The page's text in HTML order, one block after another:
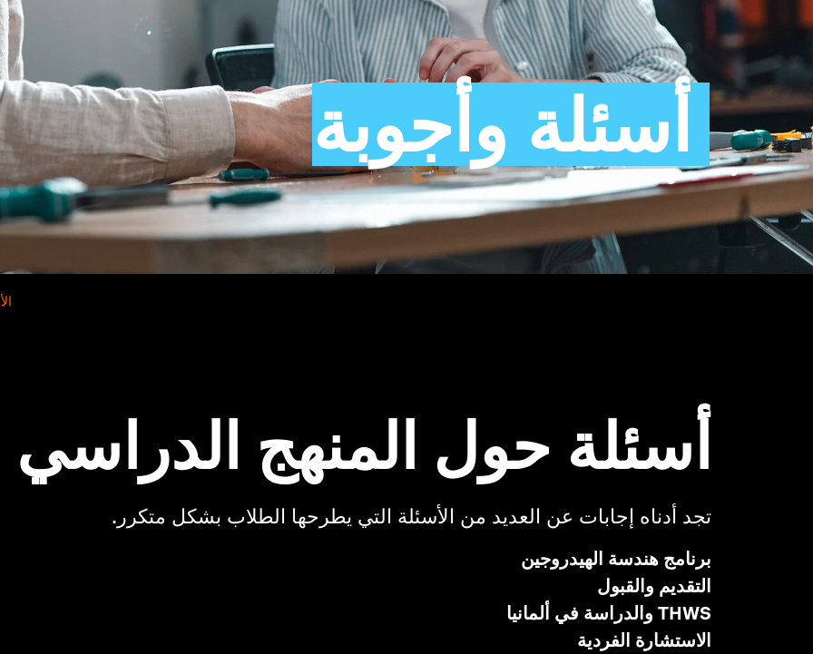
أسئلة وأجوبة
أسئلة حول المنهج الدراسي
تجد أدناه إجابات عن العديد من الأسئلة التي يطرحها الطلاب بشكل متكرر.
برنامج هندسة الهيدروجين
التقديم والقبول
THWS والدراسة في ألمانيا
الاستشارة الفردية